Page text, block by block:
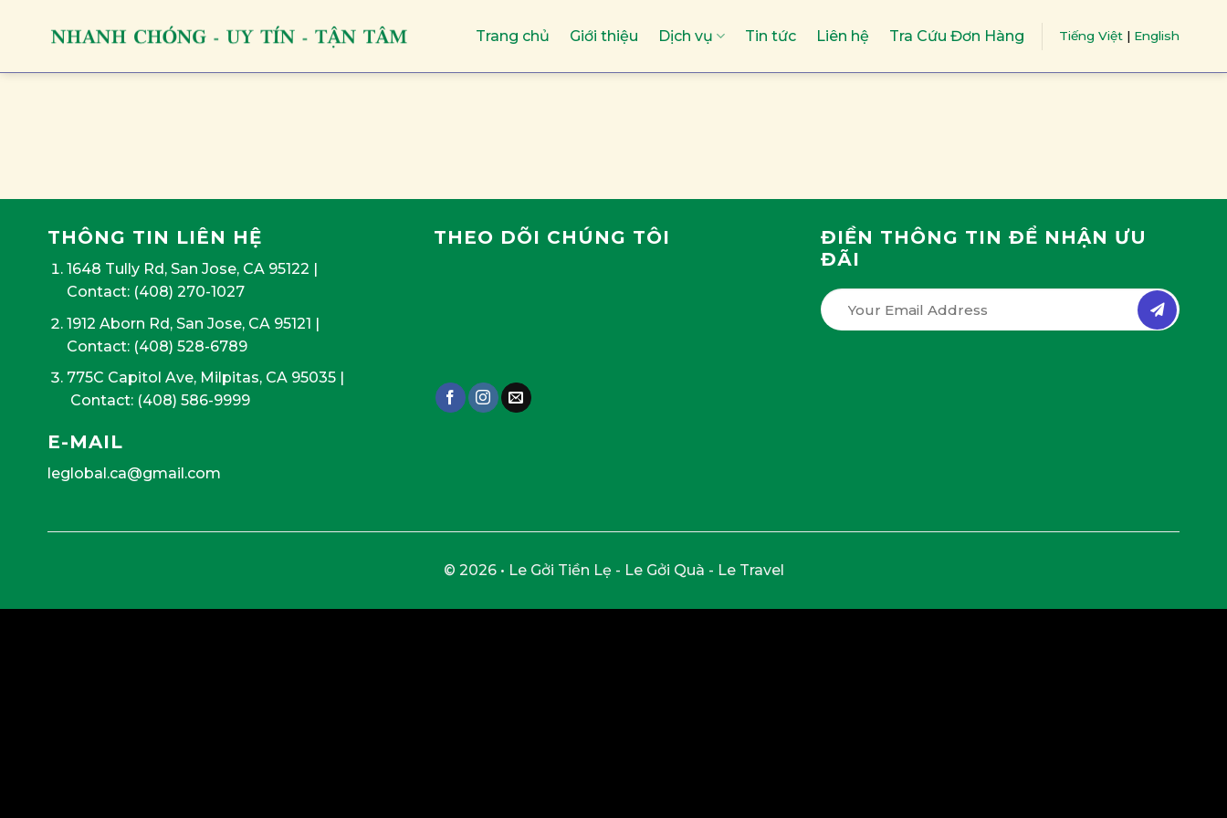
Trang chủ Giới thiệu Dịch vụ Tin tức Liên hệ Tra Cứu Đơn Hàng Tiếng Việt | English
THÔNG TIN LIÊN HỆ
1648 Tully Rd, San Jose, CA 95122 |
Contact: (408) 270-1027
1912 Aborn Rd, San Jose, CA 95121 |
Contact: (408) 528-6789
775C Capitol Ave, Milpitas, CA 95035|
Contact: (408) 586-9999
E-MAIL
leglobal.ca@gmail.com
THEO DÕI CHÚNG TÔI
ĐIỀN THÔNG TIN ĐỂ NHẬN ƯU
ĐÃI
© 2026 • Le Gởi Tiền Lẹ - Le Gởi Quà - Le Travel